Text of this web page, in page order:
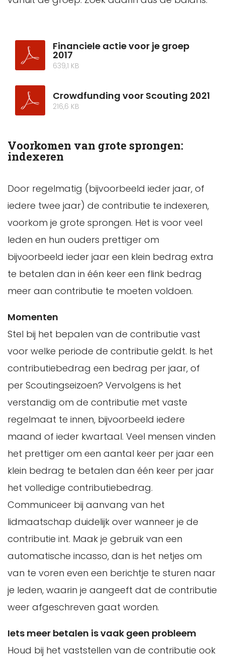
Financiele actie voor je groep
2017
639,1 KB
Crowdfunding voor Scouting 2021
216,6 KB
Voorkomen van grote sprongen:
indexeren
Door regelmatig (bijvoorbeeld ieder jaar, of
iedere twee jaar) de contributie te indexeren,
voorkom je grote sprongen. Het is voor veel
leden en hun ouders prettiger om
bijvoorbeeld ieder jaar een klein bedrag extra
te betalen dan in één keer een flink bedrag
meer aan contributie te moeten voldoen.
Momenten
Stel bij het bepalen van de contributie vast
voor welke periode de contributie geldt. Is het
contributiebedrag een bedrag per jaar, of
per Scoutingseizoen? Vervolgens is het
verstandig om de contributie met vaste
regelmaat te innen, bijvoorbeeld iedere
maand of ieder kwartaal. Veel mensen vinden
het prettiger om een aantal keer per jaar een
klein bedrag te betalen dan één keer per jaar
het volledige contributiebedrag.
Communiceer bij aanvang van het
lidmaatschap duidelijk over wanneer je de
contributie int. Maak je gebruik van een
automatische incasso, dan is het netjes om
van te voren even een berichtje te sturen naar
je leden, waarin je aangeeft dat de contributie
weer afgeschreven gaat worden.
Iets meer betalen is vaak geen probleem
Houd bij het vaststellen van de contributie ook